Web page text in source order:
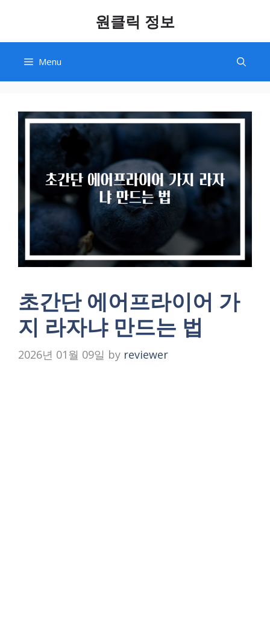
content
원클릭 정보
Menu
초간단 에어프라이어 가
지 라자냐 만드는 법
2026년 01월 09일 by reviewer